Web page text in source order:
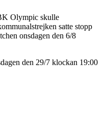
Olympic skulle
satte stopp
onsdagen den 6/8
den 29/7 klockan 19:00